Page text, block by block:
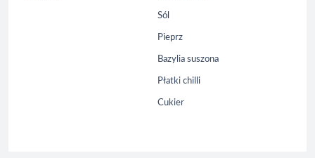
Sól
Pieprz
Bazylia suszona
Płatki chilli
Cukier